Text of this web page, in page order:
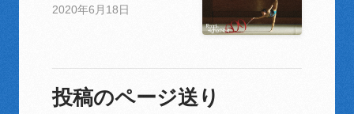
2020年6月18日
投稿のページ送り